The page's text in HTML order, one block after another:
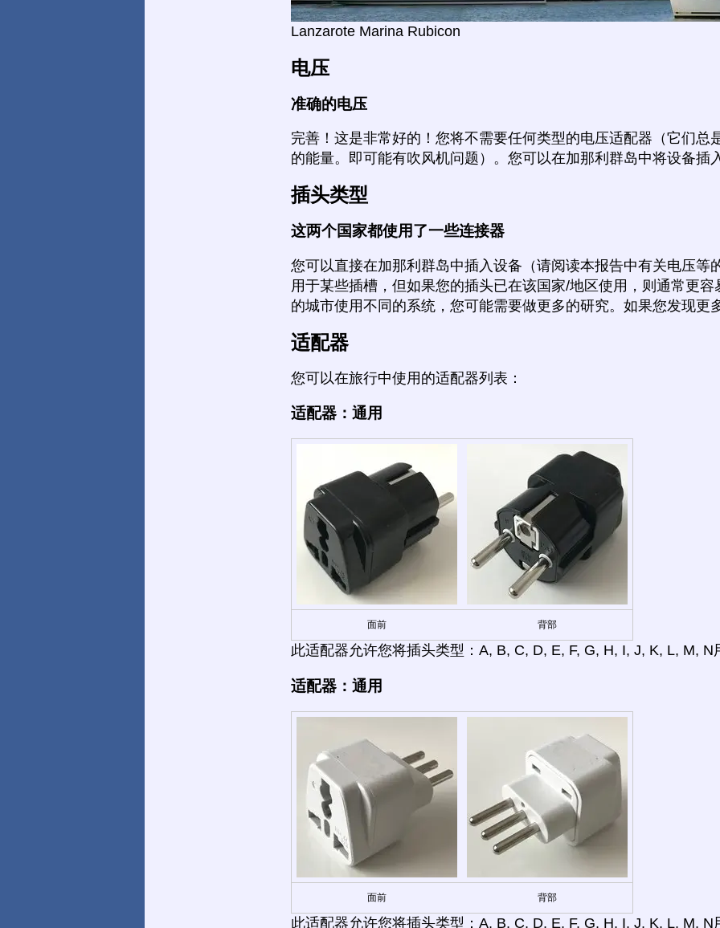
Lanzarote Marina Rubicon
电压
准确的电压
完善！这是非常好的！您将不需要任何类型的电压适配器（它们总
的能量。即可能有吹风机问题）。您可以在加那利群岛中将设备插
插头类型
这两个国家都使用了一些连接器
您可以直接在加那利群岛中插入设备（请阅读本报告中有关电压等
用于某些插槽，但如果您的插头已在该国家/地区使用，则通常更
的城市使用不同的系统，您可能需要做更多的研究。如果您发现更
适配器
您可以在旅行中使用的适配器列表：
适配器：通用
面前 背部
此适配器允许您将插头类型：A, B, C, D, E, F, G, H, I, J, K, L, M,
适配器：通用
面前 背部
此适配器允许您将插头类型：A, B, C, D, E, F, G, H, I, J, K, L, M, N